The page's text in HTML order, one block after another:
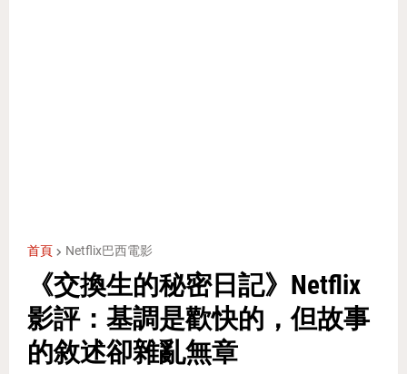
首頁 Netflix巴西電影
《交換生的秘密日記》Netflix
影評：基調是歡快的，但故事
的敘述卻雜亂無章